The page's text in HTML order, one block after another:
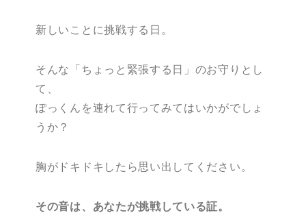
新しいことに挑戦する日。
そんな「ちょっと緊張する日」のお守りとし
て、
ぽっくんを連れて行ってみてはいかがでしょ
うか？
胸がドキドキしたら思い出してください。
その音は、あなたが挑戦している証。